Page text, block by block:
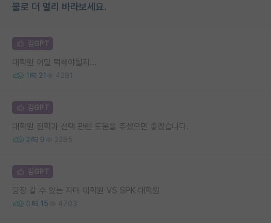
물로 더 멀리 바라보세요.
김GPT
대학원 어딜 택해야될지...
1 21 4281
김GPT
대학원 진학과 선택 관련 도움을 주셨으면 좋겠습니다.
2 9 2285
김GPT
당장 갈 수 있는 자대 대학원 VS SPK 대학원
0 15 4703